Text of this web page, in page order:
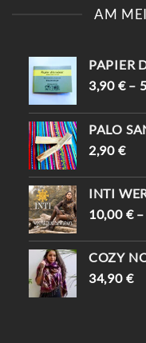
AM
PAPIER
3,90 €–
PALO
2,90 €
INTI
10,00 €–
COZY
34,90 €